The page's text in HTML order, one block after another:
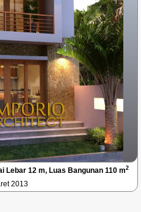
Lebar 12 m, Luas Bangunan 110 m2
2013